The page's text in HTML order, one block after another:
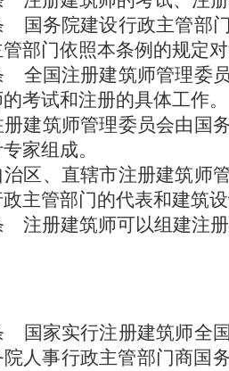
国务院建设行政主管部
部门依照本条例的规定
全国注册建筑师管理委
考试和注册的具体工作。
册建筑师管理委员会由国
家组成。
治区、直辖市注册建筑师
主管部门的代表和建筑设
注册建筑师可以组建注
国家实行注册建筑师全
院人事行政主管部门商国